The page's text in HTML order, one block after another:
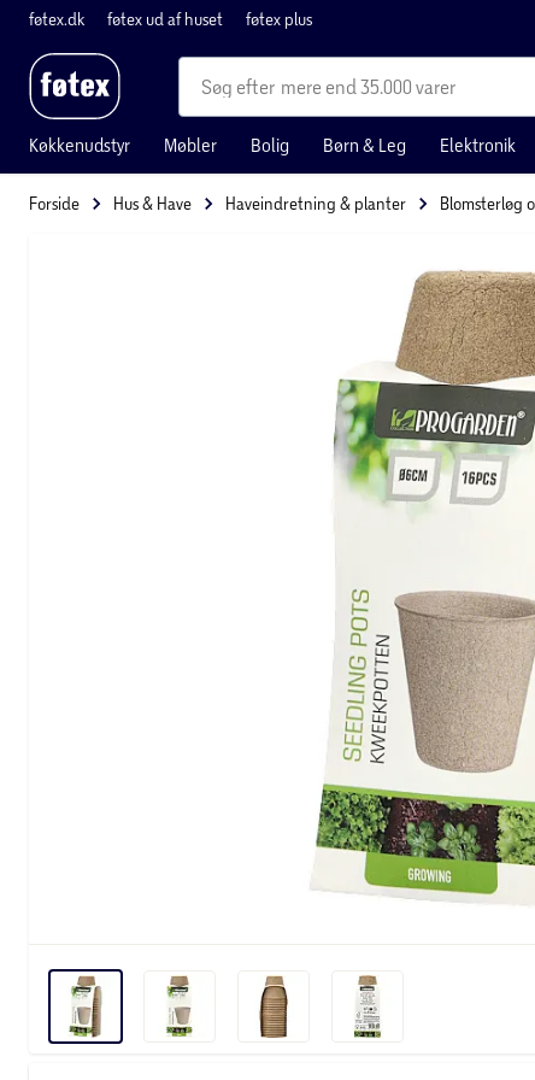
føtex.dk føtex ud af huset føtex plus
mere end 35.000 varer
Køkkenudstyr Møbler Bolig Børn & Leg Elektronik
Forside Hus & Have Haveindretning & planter Blomsterløg